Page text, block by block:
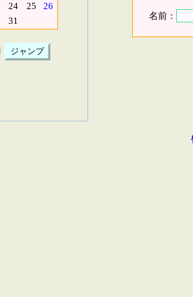
24 25
26
31 名前：